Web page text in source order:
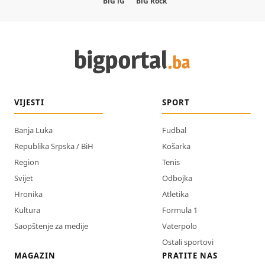
VIJESTI
Banja Luka
Republika Srpska / BiH
Region
Svijet
Hronika
Kultura
Saopštenje za medije
SPORT
Fudbal
Košarka
Tenis
Odbojka
Atletika
Formula 1
Vaterpolo
Ostali sportovi
MAGAZIN
PRATITE NAS